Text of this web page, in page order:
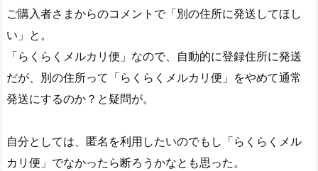
ご購入者さまからのコメントで「別の住所に発送してほし
い」と。
「らくらくメルカリ便」なので、自動的に登録住所に発送
だが、別の住所って「らくらくメルカリ便」をやめて通常
発送にするのか？と疑問が。
自分としては、匿名を利用したいのでもし「らくらくメル
カリ便」でなかったら断ろうかなとも思った。